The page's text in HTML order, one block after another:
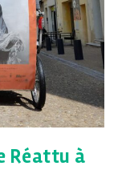
Réattu à